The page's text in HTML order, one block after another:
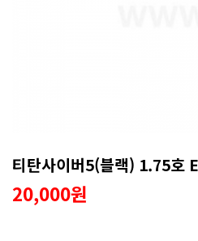
티탄사이버5(블랙) 1.75호
20,000원